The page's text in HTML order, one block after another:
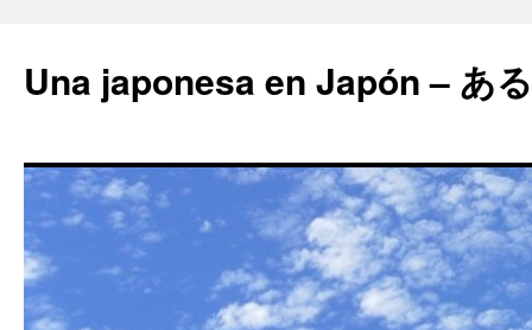
Una japonesa en Japón – あ